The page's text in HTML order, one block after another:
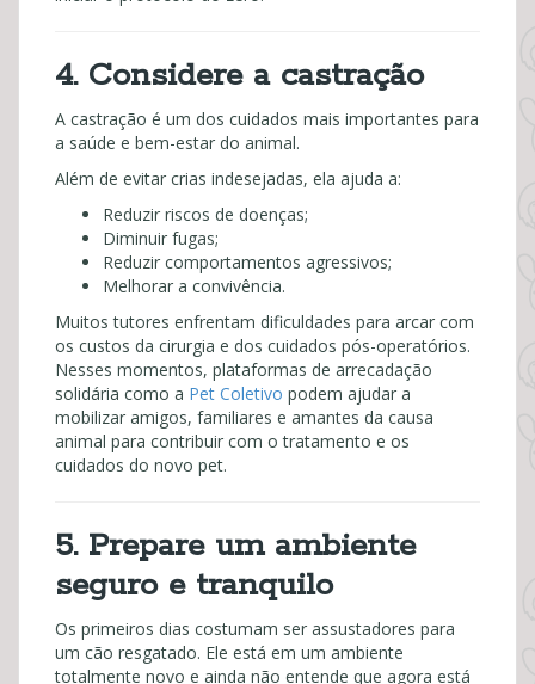
4. Considere a castração
A castração é um dos cuidados mais importantes para
a saúde e bem-estar do animal.
Além de evitar crias indesejadas, ela ajuda a:
Reduzir riscos de doenças;
Diminuir fugas;
Reduzir comportamentos agressivos;
Melhorar a convivência.
Muitos tutores enfrentam dificuldades para arcar com
os custos da cirurgia e dos cuidados pós-operatórios.
Nesses momentos, plataformas de arrecadação
solidária como a Pet Coletivo podem ajudar a
mobilizar amigos, familiares e amantes da causa
animal para contribuir com o tratamento e os
cuidados do novo pet.
5. Prepare um ambiente
seguro e tranquilo
Os primeiros dias costumam ser assustadores para
um cão resgatado. Ele está em um ambiente
totalmente novo e ainda não entende que agora está